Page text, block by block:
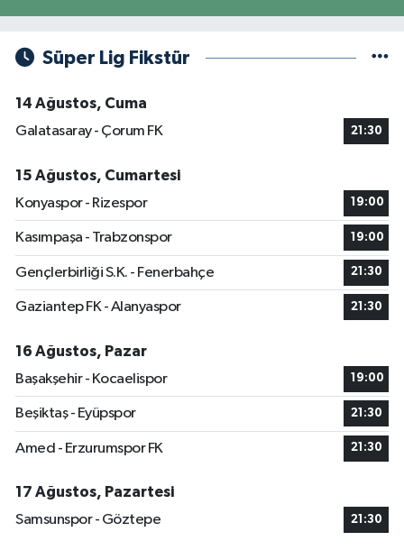
Süper Lig Fikstür
14 Ağustos, Cuma
Galatasaray - Çorum FK
21:30
15 Ağustos, Cumartesi
Konyaspor - Rizespor
19:00
Kasımpaşa - Trabzonspor 19:00
Gençlerbirliği S.K. - Fenerbahçe 21:30
Gaziantep FK - Alanyaspor 21:30
16 Ağustos, Pazar
Başakşehir - Kocaelispor
19:00
Beşiktaş - Eyüpspor 21:30
Amed - Erzurumspor FK 21:30
17 Ağustos, Pazartesi
Samsunspor - Göztepe
21:30